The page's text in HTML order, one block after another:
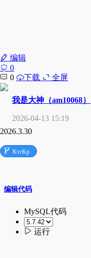
编辑
0
0
下载 全屏
我是大神（am10068）
2026-04-13 15:19
2026.3.30
 KvrKp